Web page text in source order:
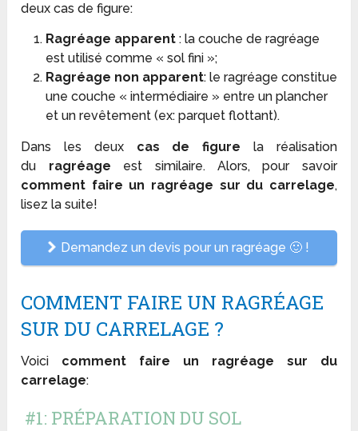
deux cas de figure:
Ragréage apparent: la couche de ragréage
est utilisé comme « sol fini »;
Ragréage non apparent: le ragréage constitue
une couche « intermédiaire » entre un plancher
et un revêtement (ex: parquet flottant).
Dans les deux cas de figure la réalisation
du ragréage est similaire. Alors, pour savoir
comment faire un ragréage sur du carrelage,
lisez la suite!
Demandez un devis pour un ragréage 🙂 !
COMMENT FAIRE UN RAGRÉAGE
SUR DU CARRELAGE ?
Voici comment faire un ragréage sur du
carrelage:
#1: PRÉPARATION DU SOL